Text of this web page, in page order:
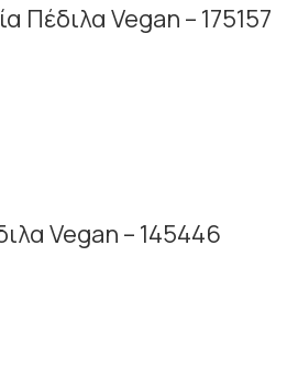
Πέδιλα Vegan – 175157
Vegan – 145446